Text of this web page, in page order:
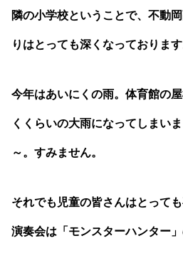
隣の小学校ということで、不動
りはとっても深くなっております
今年はあいにくの雨。体育館の
くくらいの大雨になってしまい
～。すみません。
それでも児童の皆さんはとっても
演奏会は「モンスターハンター